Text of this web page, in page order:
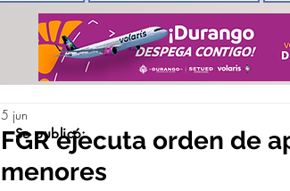
FGR ejecuta orden de
menores
5 jun
Se publicó: